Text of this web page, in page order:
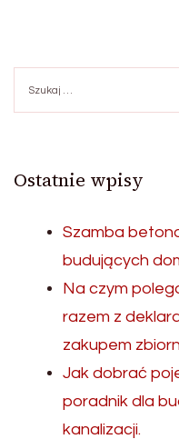
Ostatnie wpisy
Szamba
budujących
Na czym
razem z
zakupem
Jak dobrać
poradnik dla
kanalizacji.